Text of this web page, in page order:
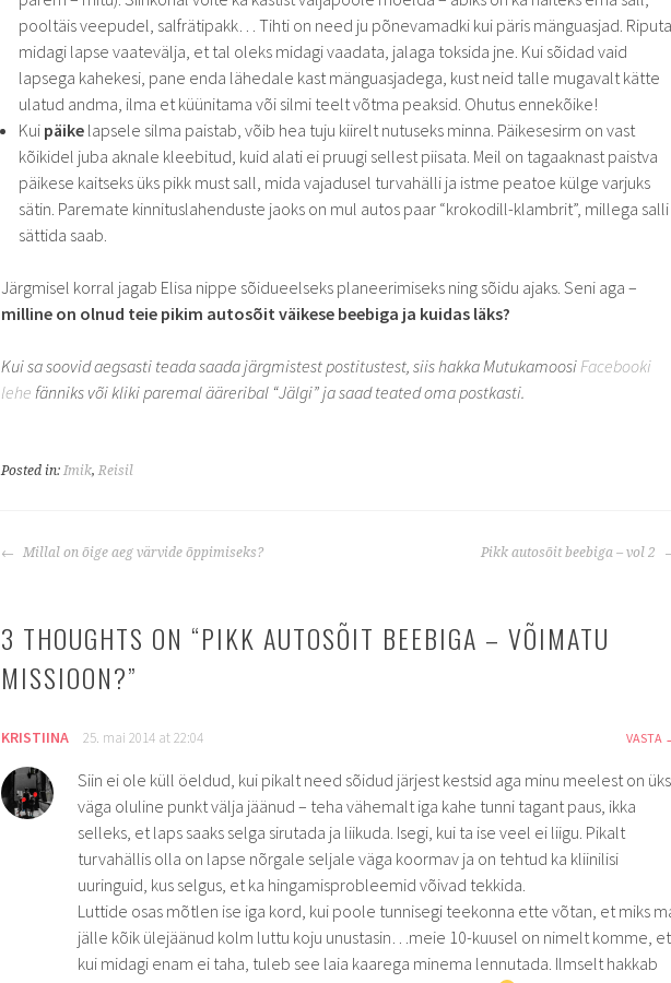
pooltäis veepudel, salfrätipakk… Tihti on need ju põnevamadki kui päris mänguasjad. Riputa
midagi lapse vaatevälja, et tal oleks midagi vaadata, jalaga toksida jne. Kui sõidad vaid
lapsega kahekesi, pane enda lähedale kast mänguasjadega, kust neid talle mugavalt kätte
ulatud andma, ilma et küünitama või silmi teelt võtma peaksid. Ohutus ennekõike!
Kui päike lapsele silma paistab, võib hea tuju kiirelt nutuseks minna. Päikesesirm on vast
kõikidel juba aknale kleebitud, kuid alati ei pruugi sellest piisata. Meil on tagaaknast paistva
päikese kaitseks üks pikk must sall, mida vajadusel turvahälli ja istme peatoe külge varjuks
sätin. Paremate kinnituslahenduste jaoks on mul autos paar “krokodill-klambrit”, millega salli
sättida saab.
Järgmisel korral jagab Elisa nippe sõidueelseks planeerimiseks ning sõidu ajaks. Seni aga –
milline on olnud teie pikim autosõit väikese beebiga ja kuidas läks?
Kui sa soovid aegsasti teada saada järgmistest postitustest, siis hakka Mutukamoosi Facebooki
lehe fänniks või kliki paremal ääreribal “Jälgi” ja saad teated oma postkasti.
Posted in: Imik, Reisil
POST
Millal on õige aeg värvide õppimiseks? Pikk autosõit beebiga – vol 2
3 THOUGHTS ON “PIKK AUTOSÕIT BEEBIGA – VÕIMATU
MISSIOON?”
KRISTIINA 25. mai 2014 at 22:04 VASTA
Siin ei ole küll öeldud, kui pikalt need sõidud järjest kestsid aga minu meelest on üks
väga oluline punkt välja jäänud – teha vähemalt iga kahe tunni tagant paus, ikka
selleks, et laps saaks selga sirutada ja liikuda. Isegi, kui ta ise veel ei liigu. Pikalt
turvahällis olla on lapse nõrgale seljale väga koormav ja on tehtud ka kliinilisi
uuringuid, kus selgus, et ka hingamisprobleemid võivad tekkida.
Luttide osas mõtlen ise iga kord, kui poole tunnisegi teekonna ette võtan, et miks
jälle kõik ülejäänud kolm luttu koju unustasin…meie 10-kuusel on nimelt komme, et
kui midagi enam ei taha, tuleb see laia kaarega minema lennutada. Ilmselt hakkab